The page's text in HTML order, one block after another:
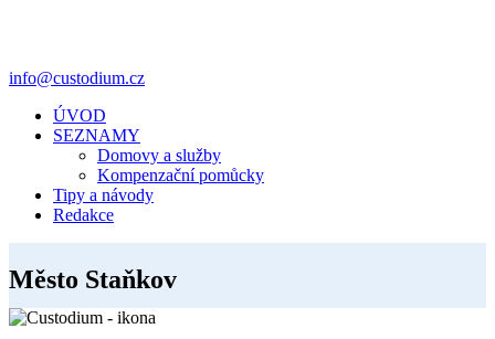
info@custodium.cz
ÚVOD
SEZNAMY
Domovy a služby
Kompenzační pomůcky
Tipy a návody
Redakce
Město Staňkov